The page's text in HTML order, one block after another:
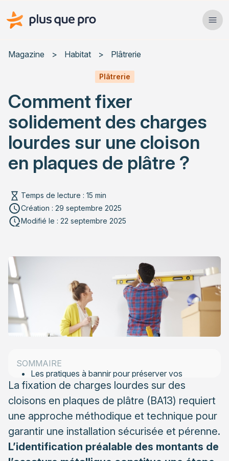
Plus que pro Mag'
Services
Actualités
Magazine > Habitat > Plâtrerie
Plâtrerie
Comment fixer
solidement des charges
lourdes sur une cloison
en plaques de plâtre ?
Temps de lecture : 15 min
Création : 29 septembre 2025
Modifié le : 22 septembre 2025
La fixation de charges lourdes sur des
cloisons en plaques de plâtre (BA13) requiert
une approche méthodique et technique pour
garantir une installation sécurisée et pérenne.
L’identification préalable des montants de
SOMMAIRE
Comprendre la structure de votre cloison en plaques
de plâtre
épaisseur
Localiser les montants métalliques: techniques
Les solutions de fixation adaptées aux charges
Chevilles spécifiques pour plaques de plâtre:
molly, métalliques et à expansion
Renforts et inserts: solutions pour sécuriser des
charges très lourdes
sur placo
Les pratiques à bannir pour préserver vos
cloisons
Répartir la charge: principe fondamental de
sécurité
Choisir la fixation idéale selon le poids à supporter
Guide des charges admissibles par type de